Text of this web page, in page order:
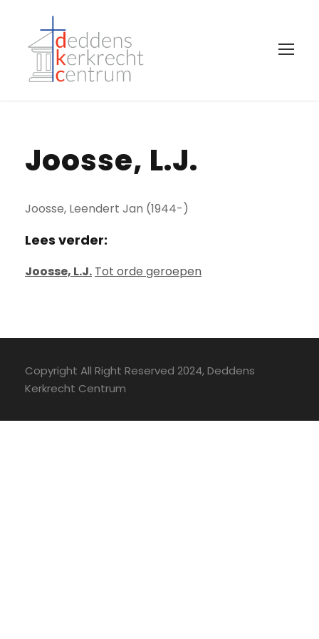
Joosse, L.J.
Joosse, Leendert Jan (1944-)
Lees verder:
Joosse, L.J. Tot orde geroepen
Copyright All Right Reserved 2024, Deddens
Kerkrecht Centrum